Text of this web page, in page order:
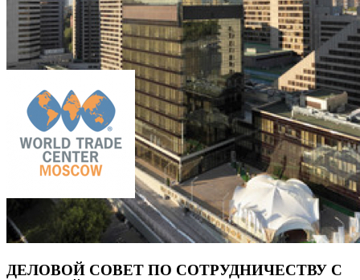
ДЕЛОВОЙ СОВЕТ ПО СОТРУДНИЧЕСТВУ С